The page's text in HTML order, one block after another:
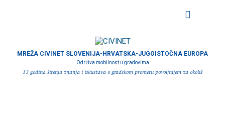
MREŽA CIVINET SLOVENIJA-HRVATSKA-JUGOISTOČNA EUROPA
Održiva mobilnost u gradovima
13 godina širenja znanja i iskustava o gradskom prometu povoljnijem za okoliš